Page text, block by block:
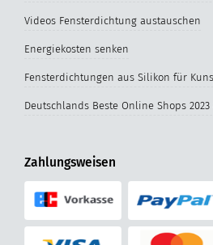
Videos Fensterdichtung austauschen
Energiekosten senken
Fensterdichtungen aus Silikon für
Deutschlands Beste Online Shops 2023
Zahlungsweisen